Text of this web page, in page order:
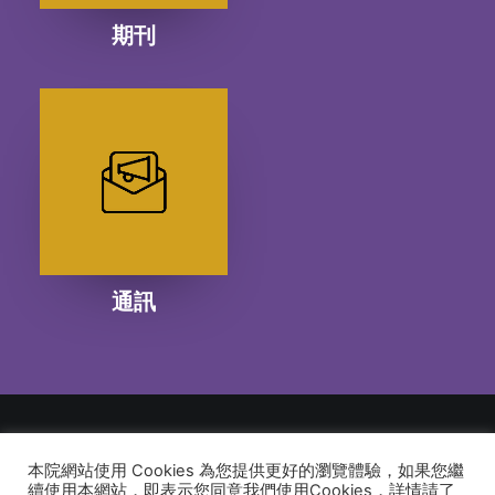
期刊
通訊
© 2026 建道神學院Alliance Bible Seminary. All rights reserved
本院網站使用 Cookies 為您提供更好的瀏覽體驗，如果您繼
續使用本網站，即表示您同意我們使用Cookies，詳情請了